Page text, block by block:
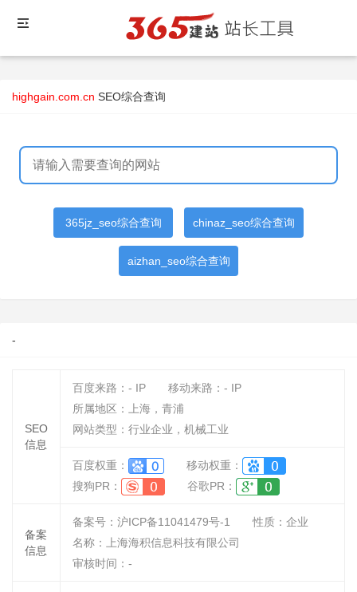
highgain.com.cn SEO综合查询
365jz_seo综合查询 chinaz_seo综合查询
aizhan_seo综合查询
-
SEO
信息
百度来路： - IP 移动来路： - IP
所属地区：上海，青浦
网站类型：行业企业，机械工业
百度权重：
移动权重：
搜狗PR：
谷歌PR：
备案
信息
备案号：沪ICP备11041479号-1 性质： 企业
名称：
上海海积信息科技有限公司
审核时间： -